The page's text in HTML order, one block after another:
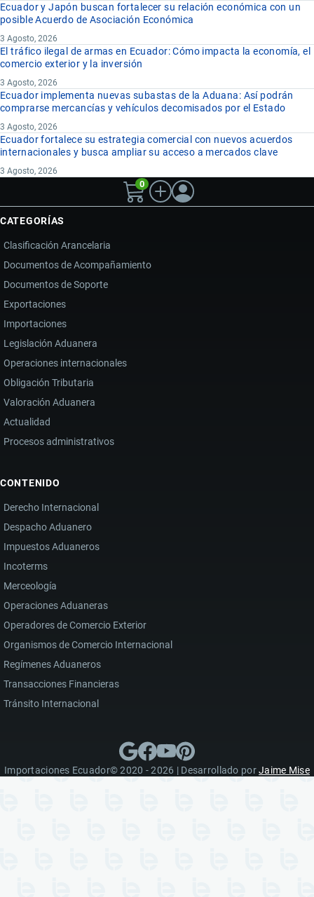
Ecuador y Japón buscan fortalecer su relación económica con un
posible Acuerdo de Asociación Económica
3 Agosto, 2026
El tráfico ilegal de armas en Ecuador: Cómo impacta la economía, el
comercio exterior y la inversión
3 Agosto, 2026
Ecuador implementa nuevas subastas de la Aduana: Así podrán
comprarse mercancías y vehículos decomisados por el Estado
3 Agosto, 2026
Ecuador fortalece su estrategia comercial con nuevos acuerdos
internacionales y busca ampliar su acceso a mercados clave
3 Agosto, 2026
0
CATEGORÍAS
Clasificación Arancelaria
Documentos de Acompañamiento
Documentos de Soporte
Exportaciones
Importaciones
Legislación Aduanera
Operaciones internacionales
Obligación Tributaria
Valoración Aduanera
Actualidad
Procesos administrativos
CONTENIDO
Derecho Internacional
Despacho Aduanero
Impuestos Aduaneros
Incoterms
Merceología
Operaciones Aduaneras
Operadores de Comercio Exterior
Organismos de Comercio Internacional
Regímenes Aduaneros
Transacciones Financieras
Tránsito Internacional
Importaciones Ecuador© 2020 - 2026 | Desarrollado porJaime Mise